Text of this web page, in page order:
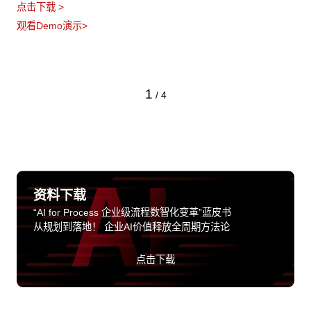
点击下载 >
观看Demo演示>
1 / 4
资料下载
“AI for Process 企业级流程数智化变革”蓝皮书
从规划到落地！ 企业AI价值释放全周期方法论
点击下载